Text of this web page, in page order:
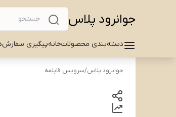
جوانرود پلاس
دسته‌بندی محصولاتخانهپیگیری سفارش
جوانرود پلاس/سرویس قابلمه